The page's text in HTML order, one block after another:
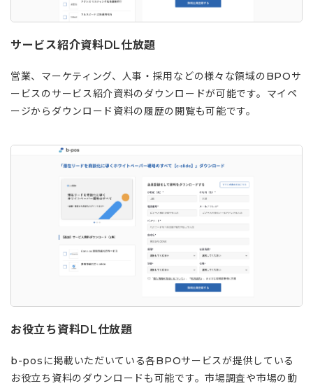
サービス紹介資料DL仕放題
営業、マーケティング、人事・採用などの様々な領域のBPOサ
ービスのサービス紹介資料のダウンロードが可能です。マイペ
ージからダウンロード資料の履歴の閲覧も可能です。
お役立ち資料DL仕放題
b-posに掲載いただいている各BPOサービスが提供している
お役立ち資料のダウンロードも可能です。市場調査や市場の動